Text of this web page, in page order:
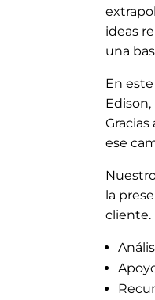
ideas
una
En
ese
la
cliente.